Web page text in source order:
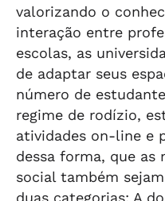
valorizando o
interação entre
escolas, as
de adaptar seus
número de
regime de rodízio,
atividades on-line e
dessa forma, que as
social também
duas categorias: A